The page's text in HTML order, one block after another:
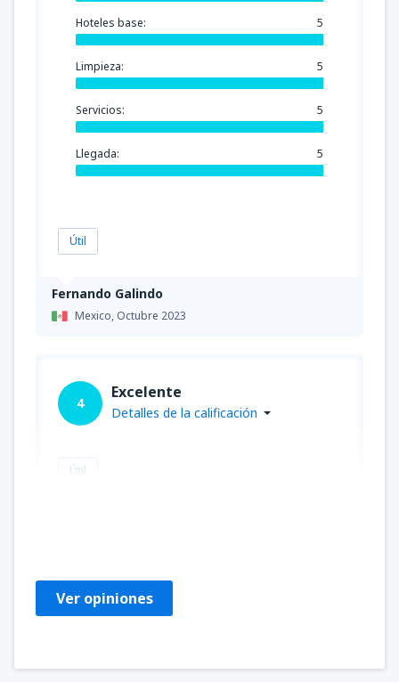
Fernando Galindo
Mexico, Octubre 2023
Hoteles base: 5
Limpieza: 5
Servicios: 5
Llegada: 5
Útil
4
Excelente
Detalles de la calificación
Útil
Ver opiniones